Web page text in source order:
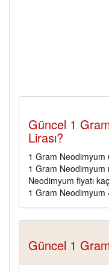
Güncel 1
Lirası?
1 Gram
1 Gram
Neodimyum fiyatı
1 Gram
Güncel 1